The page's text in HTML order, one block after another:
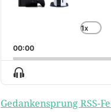
RATE
1X
00:00
Show
Menu
Gedankensprung RSS-